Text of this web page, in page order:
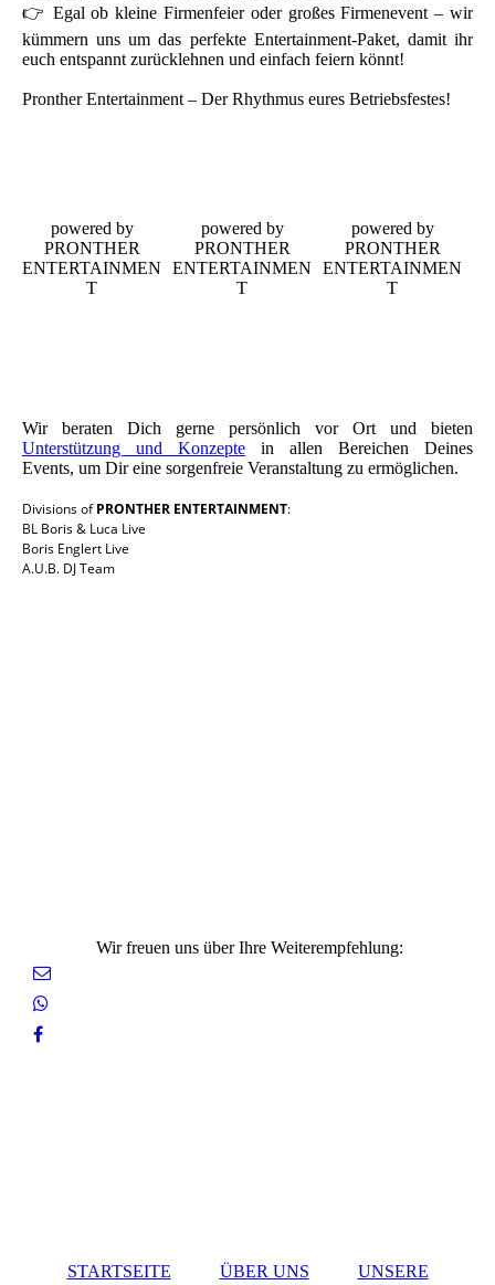
👉 Egal ob kleine Firmenfeier oder großes Firmenevent – wir
kümmern uns um das perfekte Entertainment-Paket, damit ihr
euch entspannt zurücklehnen und einfach feiern könnt!
Pronther Entertainment – Der Rhythmus eures Betriebsfestes!
powered by
PRONTHER
ENTERTAINMEN
T
powered by
PRONTHER
ENTERTAINMEN
T
powered by
PRONTHER
ENTERTAINMEN
T
Wir beraten Dich gerne persönlich vor Ort und bieten
Unterstützung und Konzepte in allen Bereichen Deines
Events, um Dir eine sorgenfreie Veranstaltung zu ermöglichen.
Divisions ofPRONTHER ENTERTAINMENT:
BL Boris & Luca Live
Boris Englert Live
A.U.B. DJ Team
Wir freuen uns über Ihre Weiterempfehlung:
STARTSEITE ÜBER UNS UNSERE